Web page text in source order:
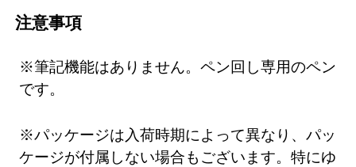
注意事項
※筆記機能はありません。ペン回し専用のペン
です。
※パッケージは入荷時期によって異なり、パッ
ケージが付属しない場合もございます。特にゆ